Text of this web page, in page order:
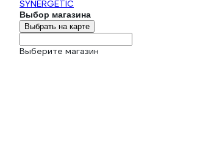
SYNERGETIC
Выбор магазина
Выбрать на карте
Выберите магазин